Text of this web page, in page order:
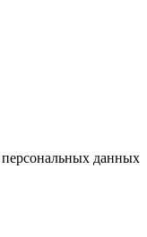
персональных данных